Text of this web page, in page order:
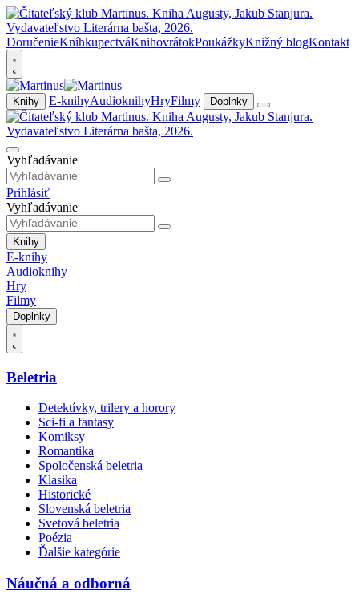
DoručenieKníhkupectváKnihovrátokPoukážkyKnižný blogKontakt
Knihy E-knihyAudioknihyHryFilmy Doplnky
Vyhľadávanie
Prihlásiť
Vyhľadávanie
Knihy
E-knihy
Audioknihy
Hry
Filmy
Doplnky
Beletria
Detektívky, trilery a horory
Sci-fi a fantasy
Komiksy
Romantika
Spoločenská beletria
Klasika
Historické
Slovenská beletria
Svetová beletria
Poézia
Ďalšie kategórie
Náučná a odborná